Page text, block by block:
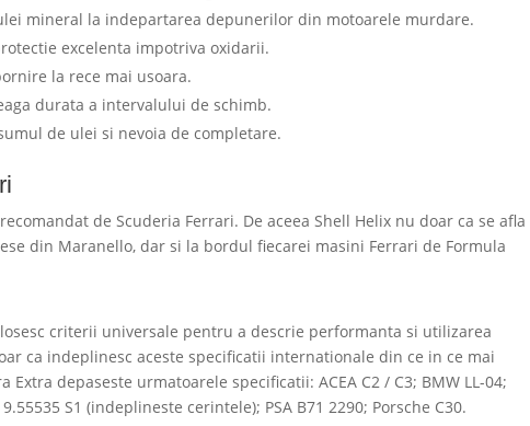
mineral la indepartarea depunerilor din motoarele murdare.
excelenta impotriva oxidarii.
la rece mai usoara.
durata a intervalului de schimb.
de ulei si nevoia de completare.
de Scuderia Ferrari. De aceea Shell Helix nu doar ca se afla
din Maranello, dar si la bordul fiecarei masini Ferrari de Formula
criterii universale pentru a descrie performanta si utilizarea
ca indeplinesc aceste specificatii internationale din ce in ce mai
depaseste urmatoarele specificatii: ACEA C2 / C3; BMW LL-04;
S1 (indeplineste cerintele); PSA B71 2290; Porsche C30.